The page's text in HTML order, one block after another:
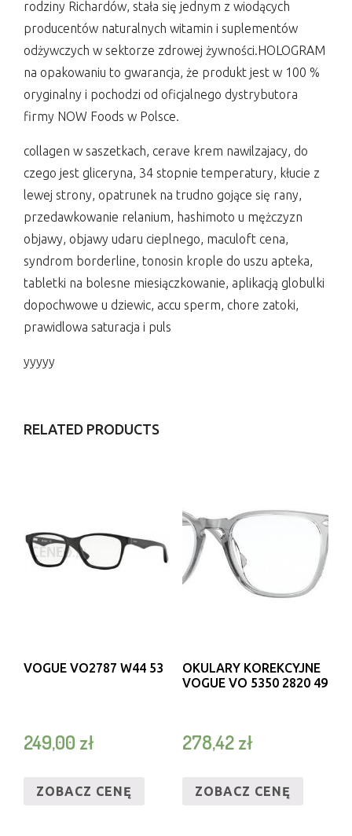
rodziny Richardów, stała się jednym z wiodących
producentów naturalnych witamin i suplementów
odżywczych w sektorze zdrowej żywności.HOLOGRAM
na opakowaniu to gwarancja, że produkt jest w 100 %
oryginalny i pochodzi od oficjalnego dystrybutora
firmy NOW Foods w Polsce.
collagen w saszetkach, cerave krem nawilzajacy, do
czego jest gliceryna, 34 stopnie temperatury, kłucie z
lewej strony, opatrunek na trudno gojące się rany,
przedawkowanie relanium, hashimoto u mężczyzn
objawy, objawy udaru cieplnego, maculoft cena,
syndrom borderline, tonosin krople do uszu apteka,
tabletki na bolesne miesiączkowanie, aplikacją globulki
dopochwowe u dziewic, accu sperm, chore zatoki,
prawidlowa saturacja i puls
yyyyy
RELATED PRODUCTS
VOGUE VO2787 W44 53
249,00 zł
ZOBACZ CENĘ
OKULARY KOREKCYJNE
VOGUE VO 5350 2820 49
278,42zł
ZOBACZ CENĘ